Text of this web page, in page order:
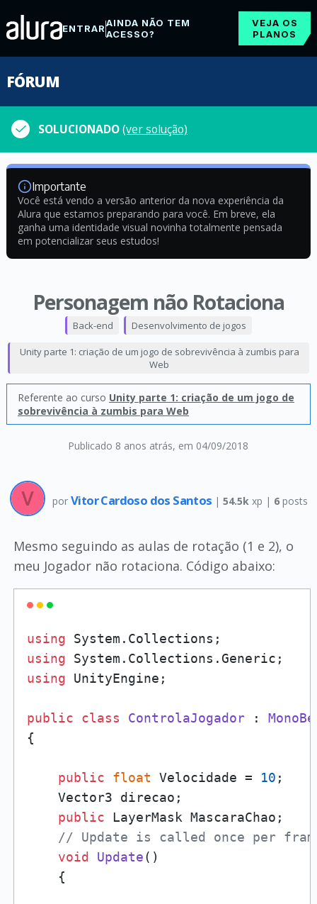
ENTRARAINDA NÃO TEM
ACESSO?
VEJA OS
PLANOS
FÓRUM
SOLUCIONADO(ver solução)
Importante
Você está vendo a versão anterior da nova experiência da
Alura que estamos preparando para você. Em breve, ela
ganha uma identidade visual novinha totalmente pensada
em potencializar seus estudos!
Personagem não Rotaciona
Publicado 8 anos atrás, em 04/09/2018
Back-end Desenvolvimento de jogos
Unity parte 1: criação de um jogo de sobrevivência à zumbis para
Web
Referente ao curso Unity parte 1: criação de um jogo de
sobrevivência à zumbis para Web
por Vitor Cardoso dos Santos | 54.5k xp | 6posts
Mesmo seguindo as aulas de rotação (1 e 2), o
meu Jogador não rotaciona. Código abaixo:
using
using
using UnityEngine;
public class ControlaJogador :
{
public float Velocidade = 10 ;
    Vector3 direcao;
public LayerMask MascaraChao;
// Update is called once per
void
Update()
    {